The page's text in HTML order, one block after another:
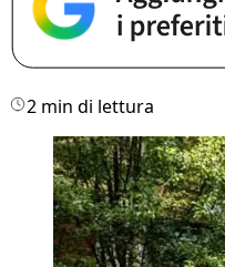
2 min di lettura